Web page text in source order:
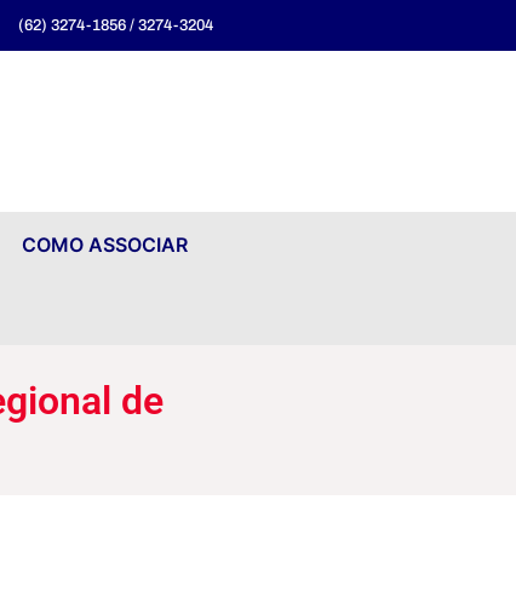
(62) 3274-1856 / 3274-3204
COMO ASSOCIAR
de